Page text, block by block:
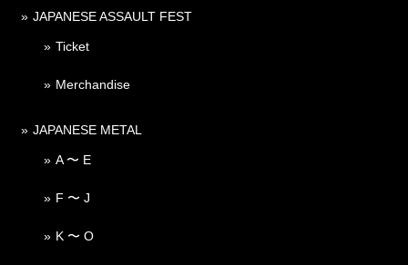
JAPANESE ASSAULT FEST
Ticket
Merchandise
JAPANESE METAL
A 〜 E
F 〜 J
K 〜 O